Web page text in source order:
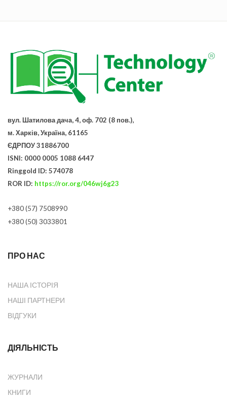
вул. Шатилова дача, 4, оф. 702 (8 пов.),
м. Харків, Україна, 61165
ЄДРПОУ 31886700
ISNI: 0000 0005 1088 6447
Ringgold ID: 574078
ROR ID: https://ror.org/046wj6g23
+380 (57) 7508990
+380 (50) 3033801
ПРО НАС
НАША ІСТОРІЯ
НАШІ ПАРТНЕРИ
ВІДГУКИ
ДІЯЛЬНІСТЬ
ЖУРНАЛИ
КНИГИ